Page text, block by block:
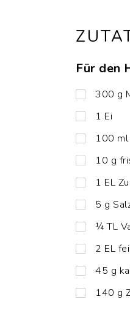
Für den
300 g
1 Ei
100 ml
10 g
1 EL
5 g
¼ TL
2 EL
45 g
140 g